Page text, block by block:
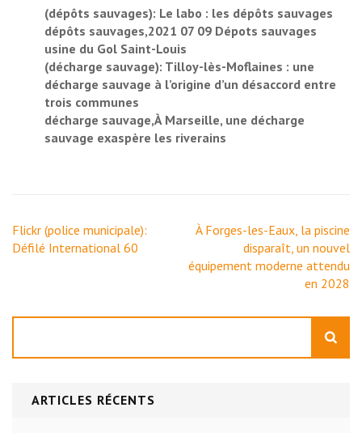
(dépôts sauvages): Le labo : les dépôts sauvages
dépôts sauvages,2021 07 09 Dépots sauvages
usine du Gol Saint-Louis
(décharge sauvage): Tilloy-lès-Moflaines : une
décharge sauvage à l’origine d’un désaccord entre
trois communes
décharge sauvage,À Marseille, une décharge
sauvage exaspère les riverains
Navigation
de
Flickr (police municipale):
Défilé International 60
À Forges-les-Eaux, la piscine
disparaît, un nouvel
équipement moderne attendu
en 2028
ARTICLES RÉCENTS